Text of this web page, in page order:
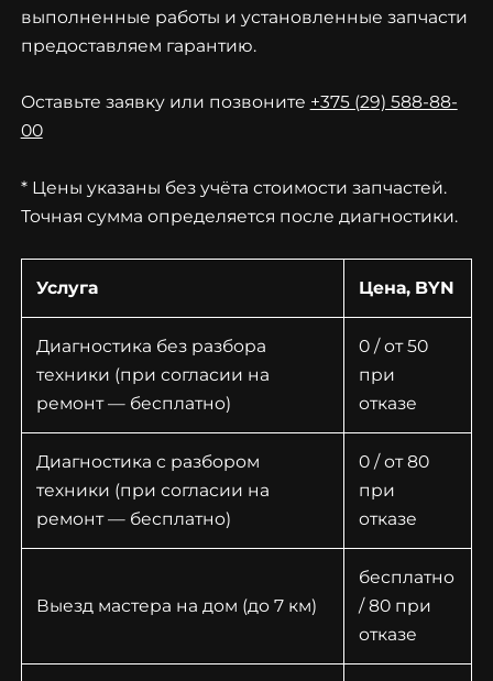
выполненные работы и установленные запчасти
предоставляем гарантию.
Оставьте заявку или позвоните +375 (29) 588-88-
00
* Цены указаны без учёта стоимости запчастей.
Точная сумма определяется после диагностики.
Услуга Цена, BYN
Диагностика без разбора
техники (при согласии на
ремонт — бесплатно)
0 / от 50
при
отказе
Диагностика с разбором
техники (при согласии на
ремонт — бесплатно)
0 / от 80
при
отказе
Выезд мастера на дом (до 7 км)
бесплатно
/ 80 при
отказе